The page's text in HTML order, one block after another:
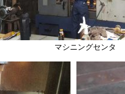
マシニングセンタ